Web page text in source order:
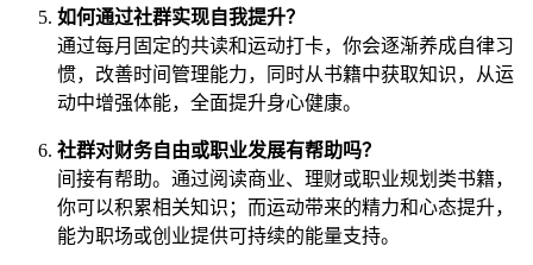
如何通过社群实现自我提升？
通过每月固定的共读和运动打卡，你会逐渐养成自律习
惯，改善时间管理能力，同时从书籍中获取知识，从运
动中增强体能，全面提升身心健康。
社群对财务自由或职业发展有帮助吗？
间接有帮助。通过阅读商业、理财或职业规划类书籍，
你可以积累相关知识；而运动带来的精力和心态提升，
能为职场或创业提供可持续的能量支持。